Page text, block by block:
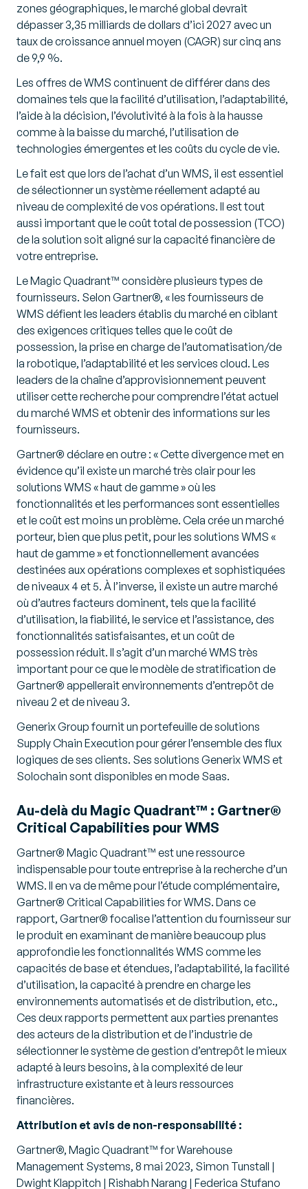
zones géographiques, le marché global devrait
dépasser 3,35 milliards de dollars d’ici 2027 avec un
taux de croissance annuel moyen (CAGR) sur cinq ans
de 9,9 %.
Les offres de WMS continuent de différer dans des
domaines tels que la facilité d’utilisation, l’adaptabilité,
l’aide à la décision, l’évolutivité à la fois à la hausse
comme à la baisse du marché, l’utilisation de
technologies émergentes et les coûts du cycle de vie.
Le fait est que lors de l’achat d’un WMS, il est essentiel
de sélectionner un système réellement adapté au
niveau de complexité de vos opérations. Il est tout
aussi important que le coût total de possession (TCO)
de la solution soit aligné sur la capacité financière de
votre entreprise.
Le Magic Quadrant™ considère plusieurs types de
fournisseurs. Selon Gartner®, « les fournisseurs de
WMS défient les leaders établis du marché en ciblant
des exigences critiques telles que le coût de
possession, la prise en charge de l’automatisation/de
la robotique, l’adaptabilité et les services cloud. Les
leaders de la chaîne d’approvisionnement peuvent
utiliser cette recherche pour comprendre l’état actuel
du marché WMS et obtenir des informations sur les
fournisseurs.
Gartner® déclare en outre : « Cette divergence met en
évidence qu’il existe un marché très clair pour les
solutions WMS « haut de gamme » où les
fonctionnalités et les performances sont essentielles
et le coût est moins un problème. Cela crée un marché
porteur, bien que plus petit, pour les solutions WMS «
haut de gamme » et fonctionnellement avancées
destinées aux opérations complexes et sophistiquées
de niveaux 4 et 5. À l’inverse, il existe un autre marché
où d’autres facteurs dominent, tels que la facilité
d’utilisation, la fiabilité, le service et l’assistance, des
fonctionnalités satisfaisantes, et un coût de
possession réduit. Il s’agit d’un marché WMS très
important pour ce que le modèle de stratification de
Gartner® appellerait environnements d’entrepôt de
niveau 2 et de niveau 3.
Generix Group fournit un portefeuille de solutions
Supply Chain Execution pour gérer l’ensemble des flux
logiques de ses clients. Ses solutions Generix WMS et
Solochain sont disponibles en mode Saas.
Au-delà du Magic Quadrant™ : Gartner®
Critical Capabilities pour WMS
Gartner® Magic Quadrant™ est une ressource
indispensable pour toute entreprise à la recherche d’un
WMS. Il en va de même pour l’étude complémentaire,
Gartner® Critical Capabilities for WMS. Dans ce
rapport, Gartner® focalise l’attention du fournisseur sur
le produit en examinant de manière beaucoup plus
approfondie les fonctionnalités WMS comme les
capacités de base et étendues, l’adaptabilité, la facilité
d’utilisation, la capacité à prendre en charge les
environnements automatisés et de distribution, etc.,
Ces deux rapports permettent aux parties prenantes
des acteurs de la distribution et de l’industrie de
sélectionner le système de gestion d’entrepôt le mieux
adapté à leurs besoins, à la complexité de leur
infrastructure existante et à leurs ressources
financières.
Attribution et avis de non-responsabilité :
Gartner®, Magic Quadrant™ for Warehouse
Management Systems, 8 mai 2023, Simon Tunstall |
Dwight Klappitch | Rishabh Narang | Federica Stufano